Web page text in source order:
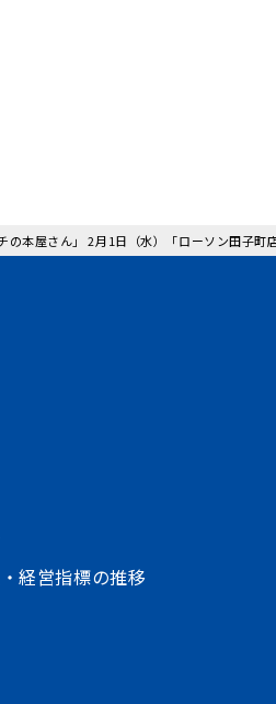
本屋さん」 2月1日（水）「ローソン田子町
経営指標の推移